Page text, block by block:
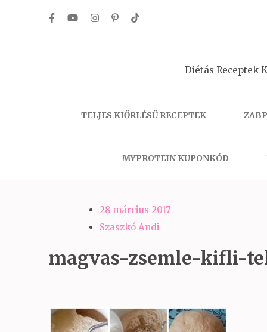
Diétás Receptek
TELJES KIŐRLÉSŰ RECEPTEK
MYPROTEIN KUPONKÓD
28 március 2017
Szaszkó Andi
magvas-zsemle-kifli-